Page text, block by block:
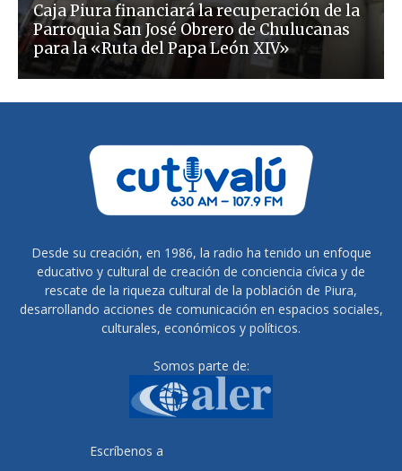
Caja Piura financiará la recuperación de la
Parroquia San José Obrero de Chulucanas
para la «Ruta del Papa León XIV»
Desde su creación, en 1986, la radio ha tenido un enfoque
educativo y cultural de creación de conciencia cívica y de
rescate de la riqueza cultural de la población de Piura,
desarrollando acciones de comunicación en espacios sociales,
culturales, económicos y políticos.
Somos parte de:
Escríbenos a